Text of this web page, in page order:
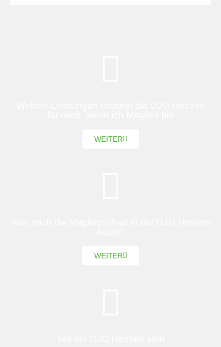
WEITER
WEITER